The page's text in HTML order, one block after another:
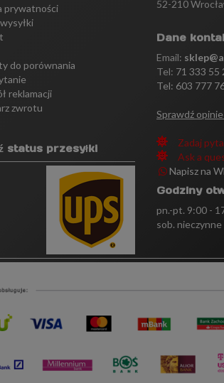
prywatności
do porównania
reklamacji
zwrotu
status przesyłki
52-210
Dane
Email:
Tel: 71 333 55
Tel: 603 777
Sprawdź
Zadaj
Ask a
Napisz na
Godziny
pn.-pt. 9:00 -
sob. nieczynne